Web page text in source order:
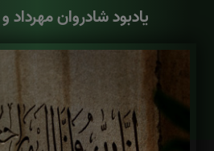
یادبود شادروان